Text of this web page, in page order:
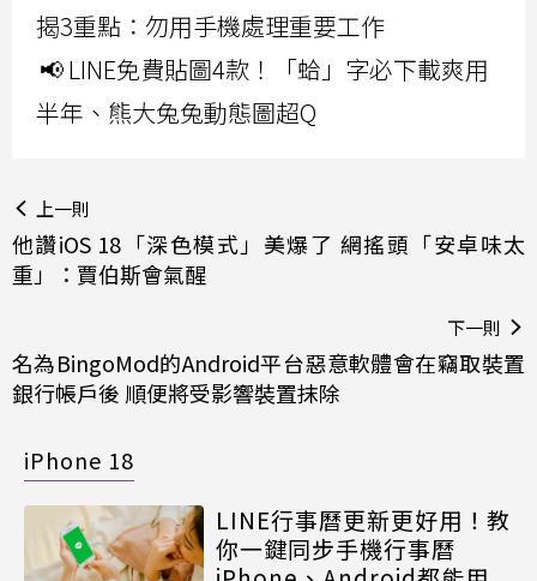
揭3重點：勿用手機處理重要工作
📢 LINE免費貼圖4款！「蛤」字必下載爽用
半年、熊大兔兔動態圖超Q
上一則
他讚iOS 18「深色模式」美爆了 網搖頭「安卓味太
重」：賈伯斯會氣醒
下一則
名為BingoMod的Android平台惡意軟體會在竊取裝置
銀行帳戶後 順便將受影響裝置抹除
iPhone 18
LINE行事曆更新更好用！教
你一鍵同步手機行事曆